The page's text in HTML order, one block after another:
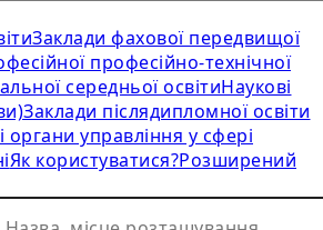
Заклади фахової передвищої
професійно-технічної
середньої освітиНаукові
Заклади післядипломної освіти
органи управління у сфері
Як користуватися?Розширений